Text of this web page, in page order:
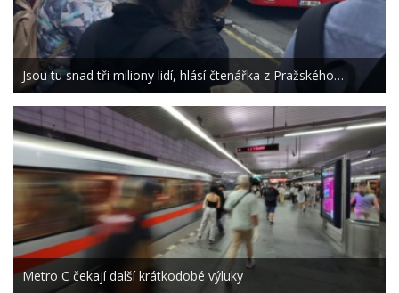
Jsou tu snad tři miliony lidí, hlásí čtenářka z Pražského…
Metro C čekají další krátkodobé výluky